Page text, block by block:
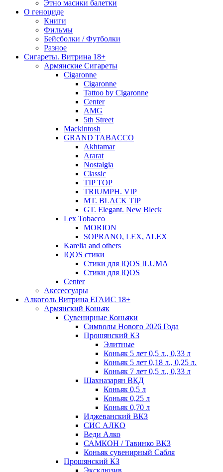
Этно масики балетки
О геноциде
Книги
Фильмы
Бейсболки / Футболки
Разное
Сигареты. Витрина 18+
Армянские Сигареты
Cigaronne
Cigaronne
Tattoo by Cigaronne
Center
AMG
5th Street
Mackintosh
GRAND TABACCO
Akhtamar
Ararat
Nostalgia
Classic
TIP TOP
TRIUMPH. VIP
MT. BLACK TIP
GT. Elegant. New Bleck
Lex Tobacco
MORION
SOPRANO, LEX, ALEX
Karelia and others
IQOS стики
Стики для IQOS ILUMA
Стики для IQOS
Сenter
Акссессуары
Алкоголь Витрина ЕГАИС 18+
Армянский Коньяк
Сувенирные Коньяки
Символы Нового 2026 Года
Прошянский КЗ
Элитные
Коньяк 5 лет 0,5 л., 0,33 л
Коньяк 5 лет 0,18 л., 0,25 л.
Коньяк 7 лет 0,5 л., 0,33 л
Шахназарян ВКД
Коньяк 0,5 л
Коньяк 0,25 л
Коньяк 0,70 л
Иджеванский ВКЗ
СИС АЛКО
Веди Алко
САМКОН / Тавинко ВКЗ
Коньяк сувенирный Сабля
Прошянский КЗ
Эксклюзив